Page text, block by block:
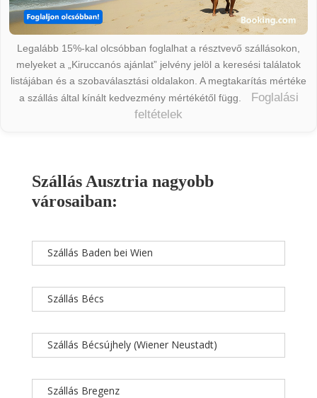
Legalább 15%-kal olcsóbban foglalhat a résztvevő szállásokon,
melyeket a „Kiruccanós ajánlat” jelvény jelöl a keresési találatok
listájában és a szobaválasztási oldalakon. A megtakarítás mértéke
a szállás által kínált kedvezmény mértékétől függ.
Foglalási
feltételek
Szállás Ausztria nagyobb
városaiban:
Szállás Baden bei Wien
Szállás Bécs
Szállás Bécsújhely (Wiener Neustadt)
Szállás Bregenz